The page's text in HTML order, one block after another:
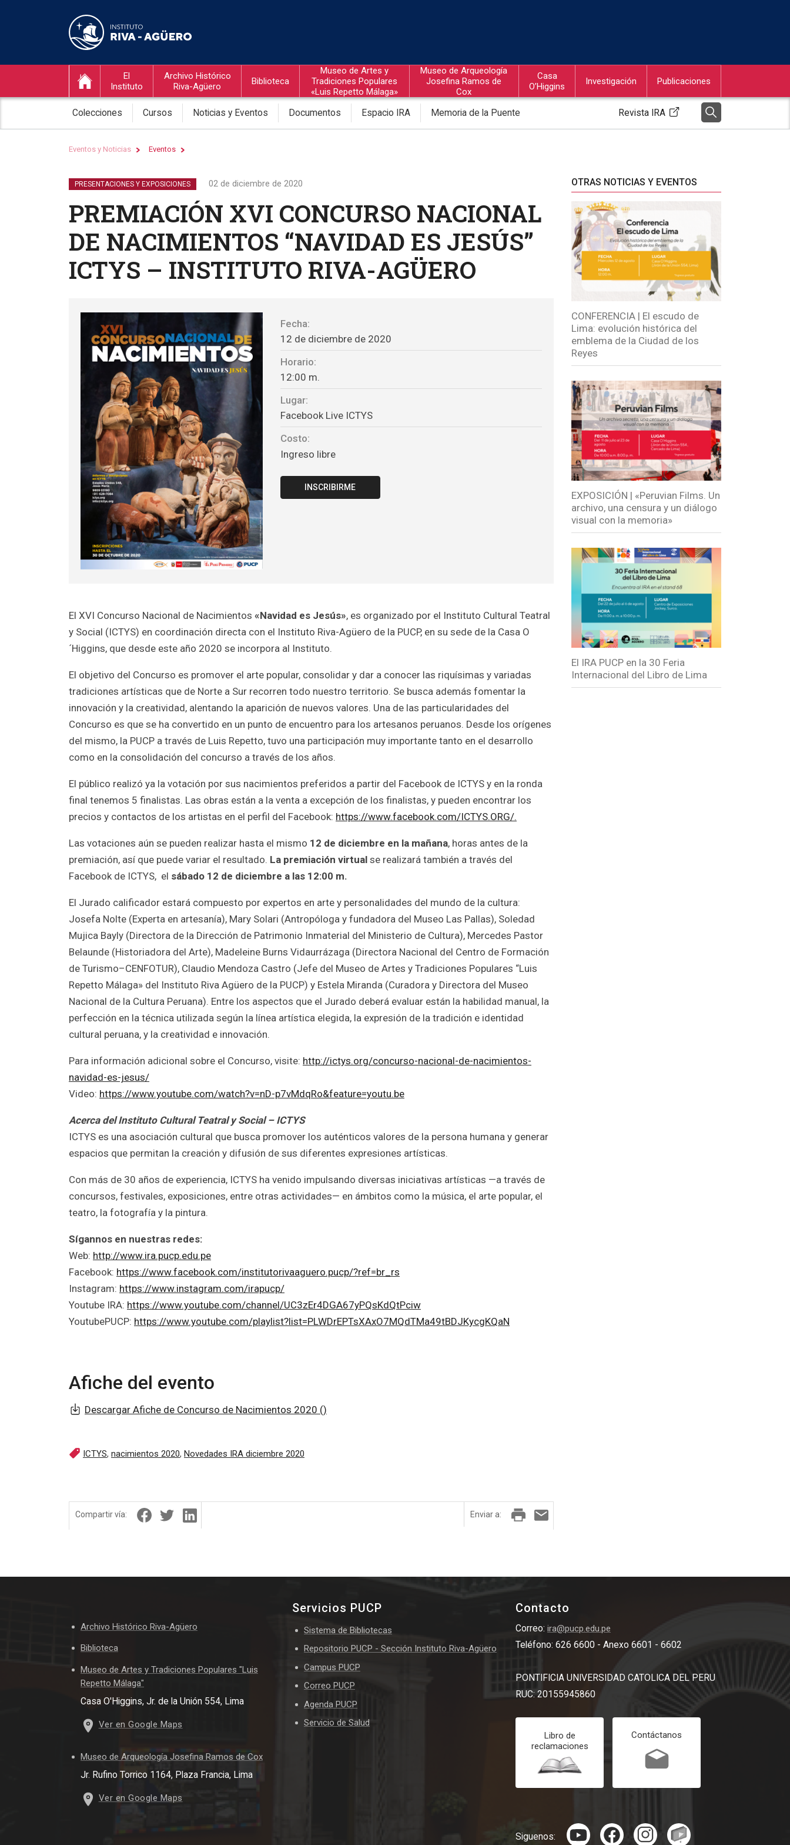
El
Instituto
Archivo Histórico
Riva-Agüero
Biblioteca
Museo de Artes y
Tradiciones Populares
«Luis Repetto Málaga»
Museo de Arqueología
Josefina Ramos de
Cox
Casa
O’Higgins
Investigación Publicaciones
Colecciones Cursos Noticias y Eventos Documentos Espacio IRA Memoria de la Puente Revista IRA
Eventos y Noticias Eventos
PRESENTACIONES Y EXPOSICIONES 02 de diciembre de 2020
PREMIACIÓN XVI CONCURSO NACIONAL
DE NACIMIENTOS “NAVIDAD ES JESÚS”
ICTYS – INSTITUTO RIVA-AGÜERO
Fecha:
12 de diciembre de 2020
Horario:
12:00 m.
Lugar:
Facebook Live ICTYS
Costo:
Ingreso libre
INSCRIBIRME
El XVI Concurso Nacional de Nacimientos «Navidad es Jesús», es organizado por el Instituto Cultural Teatral
y Social (ICTYS) en coordinación directa con el Instituto Riva-Agüero de la PUCP, en su sede de la Casa O
´Higgins, que desde este año 2020 se incorpora al Instituto.
El objetivo del Concurso es promover el arte popular, consolidar y dar a conocer las riquísimas y variadas
tradiciones artísticas que de Norte a Sur recorren todo nuestro territorio. Se busca además fomentar la
innovación y la creatividad, alentando la aparición de nuevos valores. Una de las particularidades del
Concurso es que se ha convertido en un punto de encuentro para los artesanos peruanos. Desde los orígenes
del mismo, la PUCP a través de Luis Repetto, tuvo una participación muy importante tanto en el desarrollo
como en la consolidación del concurso a través de los años.
El público realizó ya la votación por sus nacimientos preferidos a partir del Facebook de ICTYS y en la ronda
final tenemos 5 finalistas. Las obras están a la venta a excepción de los finalistas, y pueden encontrar los
precios y contactos de los artistas en el perfil del Facebook: https://www.facebook.com/ICTYS.ORG/.
Las votaciones aún se pueden realizar hasta el mismo 12 de diciembre en la mañana, horas antes de la
premiación, así que puede variar el resultado. La premiación virtual se realizará también a través del
Facebook de ICTYS, el sábado 12 de diciembre a las 12:00 m.
El Jurado calificador estará compuesto por expertos en arte y personalidades del mundo de la cultura:
Josefa Nolte (Experta en artesanía), Mary Solari (Antropóloga y fundadora del Museo Las Pallas), Soledad
Mujica Bayly (Directora de la Dirección de Patrimonio Inmaterial del Ministerio de Cultura), Mercedes Pastor
Belaunde (Historiadora del Arte), Madeleine Burns Vidaurrázaga (Directora Nacional del Centro de Formación
de Turismo–CENFOTUR), Claudio Mendoza Castro (Jefe del Museo de Artes y Tradiciones Populares “Luis
Repetto Málaga» del Instituto Riva Agüero de la PUCP) y Estela Miranda (Curadora y Directora del Museo
Nacional de la Cultura Peruana). Entre los aspectos que el Jurado deberá evaluar están la habilidad manual, la
perfección en la técnica utilizada según la línea artística elegida, la expresión de la tradición e identidad
cultural peruana, y la creatividad e innovación.
Para información adicional sobre el Concurso, visite: http://ictys.org/concurso-nacional-de-nacimientos-
navidad-es-jesus/
Video: https://www.youtube.com/watch?v=nD-p7vMdqRo&feature=youtu.be
Acerca del Instituto Cultural Teatral y Social – ICTYS
ICTYS es una asociación cultural que busca promover los auténticos valores de la persona humana y generar
espacios que permitan la creación y difusión de sus diferentes expresiones artísticas.
Con más de 30 años de experiencia, ICTYS ha venido impulsando diversas iniciativas artísticas —a través de
concursos, festivales, exposiciones, entre otras actividades— en ámbitos como la música, el arte popular, el
teatro, la fotografía y la pintura.
Sígannos en nuestras redes:
Web: http://www.ira.pucp.edu.pe
Facebook: https://www.facebook.com/institutorivaaguero.pucp/?ref=br_rs
Instagram: https://www.instagram.com/irapucp/
Youtube IRA: https://www.youtube.com/channel/UC3zEr4DGA67yPQsKdQtPciw
YoutubePUCP: https://www.youtube.com/playlist?list=PLWDrEPTsXAxO7MQdTMa49tBDJKycgKQaN
Afiche del evento
Descargar Afiche de Concurso de Nacimientos 2020 ()
ICTYS, nacimientos 2020, Novedades IRA diciembre 2020
Compartir vía: Enviar a:
OTRAS NOTICIAS Y EVENTOS
CONFERENCIA | El escudo de
Lima: evolución histórica del
emblema de la Ciudad de los
Reyes
EXPOSICIÓN | «Peruvian Films. Un
archivo, una censura y un diálogo
visual con la memoria»
El IRA PUCP en la 30 Feria
Internacional del Libro de Lima
Archivo Histórico Riva-Agüero
Biblioteca
Museo de Artes y Tradiciones Populares "Luis
Repetto Málaga"
Casa O'Higgins, Jr. de la Unión 554, Lima
Ver en Google Maps
Museo de Arqueología Josefina Ramos de Cox
Jr. Rufino Torrico 1164, Plaza Francia, Lima
Ver en Google Maps
Servicios PUCP
Sistema de Bibliotecas
Repositorio PUCP - Sección Instituto Riva-Agüero
Campus PUCP
Correo PUCP
Agenda PUCP
Servicio de Salud
Contacto
Correo: ira@pucp.edu.pe
Teléfono: 626 6600 - Anexo 6601 - 6602
PONTIFICIA UNIVERSIDAD CATOLICA DEL PERU
RUC: 20155945860
Libro de
reclamaciones
Contáctanos
Siguenos: